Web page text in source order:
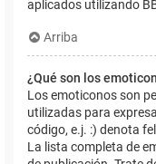
aplicados utilizando
Arriba
¿Qué son los
Los emoticonos son
utilizadas para
código, e.j. :) denota
La lista completa de